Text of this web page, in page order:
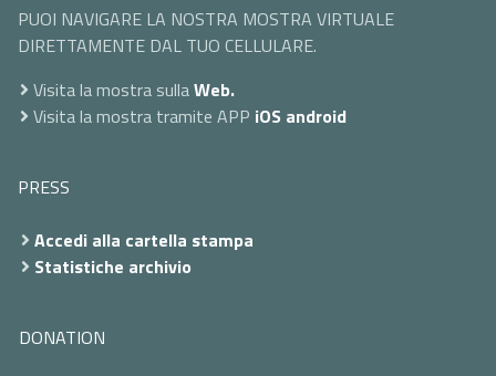
PUOI NAVIGARE LA NOSTRA MOSTRA VIRTUALE
DIRETTAMENTE DAL TUO CELLULARE.
Visita la mostra sullaWeb.
Visita la mostra tramite APP iOS android
PRESS
Accedi alla cartella stampa
Statistiche archivio
DONATION